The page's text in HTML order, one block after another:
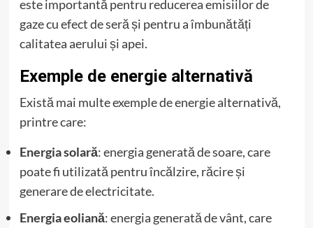
este importantă pentru reducerea emisiilor de
gaze cu efect de seră și pentru a îmbunătăți
calitatea aerului și apei.
Exemple de energie alternativă
Există mai multe exemple de energie alternativă,
printre care:
Energia solară: energia generată de soare, care
poate fi utilizată pentru încălzire, răcire și
generare de electricitate.
Energia eoliană: energia generată de vânt, care